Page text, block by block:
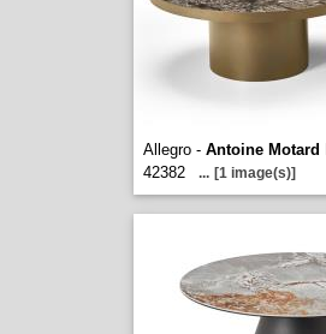
Allegro - Antoine Motard
42382
... [1 image(s)]